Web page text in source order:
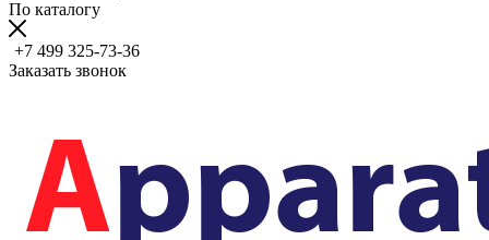
По каталогу
+7 499 325-73-36
Заказать звонок